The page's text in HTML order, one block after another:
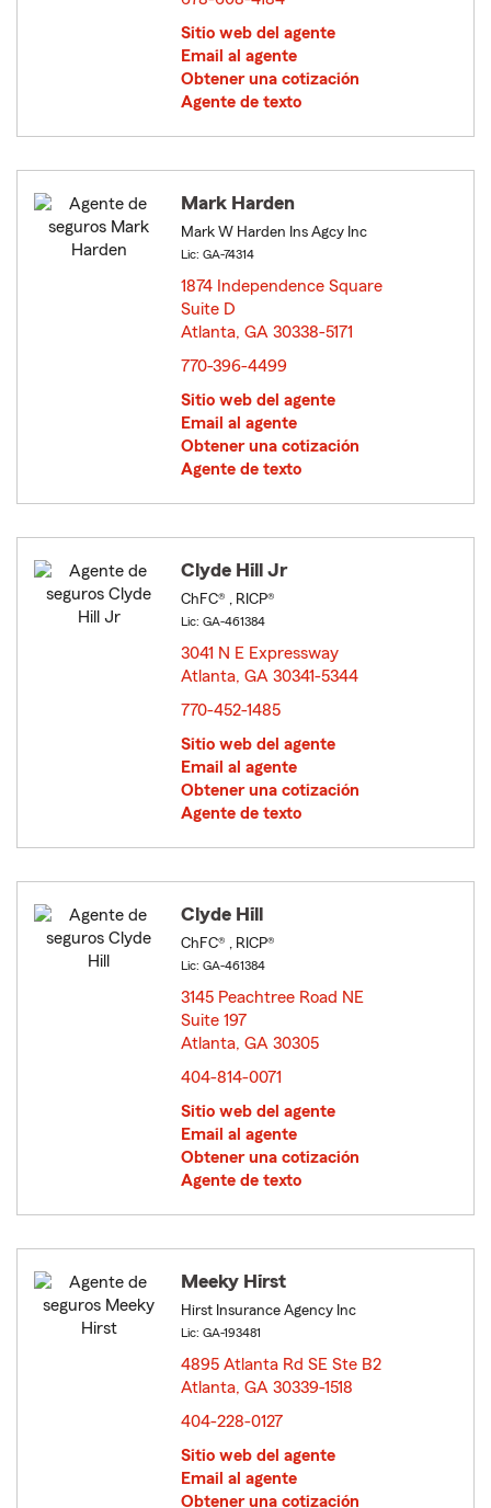
Sitio web del agente
Email al agente
Obtener una cotización
Agente de texto
Mark Harden
Mark W Harden Ins Agcy Inc
Lic: GA-74314
1874 Independence Square
Suite D
Atlanta, GA 30338-5171
770-396-4499
Sitio web del agente
Email al agente
Obtener una cotización
Agente de texto
Clyde Hill Jr
ChFC® , RICP®
Lic: GA-461384
3041 N E Expressway
Atlanta, GA 30341-5344
770-452-1485
Sitio web del agente
Email al agente
Obtener una cotización
Agente de texto
Clyde Hill
ChFC® , RICP®
Lic: GA-461384
3145 Peachtree Road NE
Suite 197
Atlanta, GA 30305
404-814-0071
Sitio web del agente
Email al agente
Obtener una cotización
Agente de texto
Meeky Hirst
Hirst Insurance Agency Inc
Lic: GA-193481
4895 Atlanta Rd SE Ste B2
Atlanta, GA 30339-1518
404-228-0127
Sitio web del agente
Email al agente
Obtener una cotización